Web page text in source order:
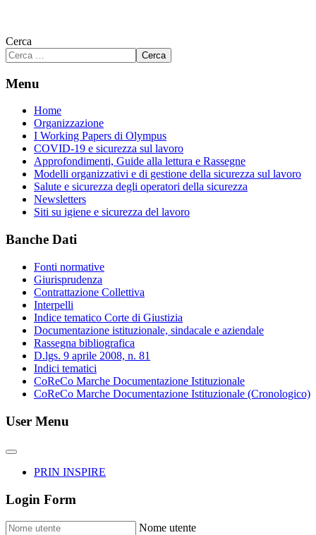
Cerca
Cerca
Menu
Home
Organizzazione
I Working Papers di Olympus
COVID-19 e sicurezza sul lavoro
Approfondimenti, Guide alla lettura e Rassegne
Modelli organizzativi e di gestione della sicurezza sul lavoro
Salute e sicurezza degli operatori della sicurezza
Newsletters
Siti su igiene e sicurezza del lavoro
Banche Dati
Fonti normative
Giurisprudenza
Contrattazione Collettiva
Interpelli
Indice tematico Corte di Giustizia
Documentazione istituzionale, sindacale e aziendale
Rassegna bibliografica
D.lgs. 9 aprile 2008, n. 81
Indici tematici
CoReCo Marche Documentazione Istituzionale
CoReCo Marche Documentazione Istituzionale (Cronologico)
User Menu
PRIN INSPIRE
Login Form
Nome utente